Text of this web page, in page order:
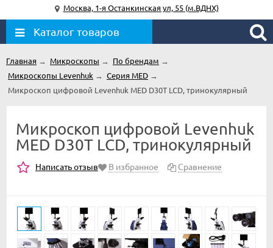
Москва, 1-я Останкинская ул, 55 (м.ВДНХ)
Каталог товаров
Главная → Микроскопы → По брендам →
Микроскопы Levenhuk → Серия MED →
Микроскоп цифровой Levenhuk MED D30T LCD, тринокулярный
Микроскоп цифровой Levenhuk
MED D30T LCD, тринокулярный
Написать отзыв В избранное Сравнение